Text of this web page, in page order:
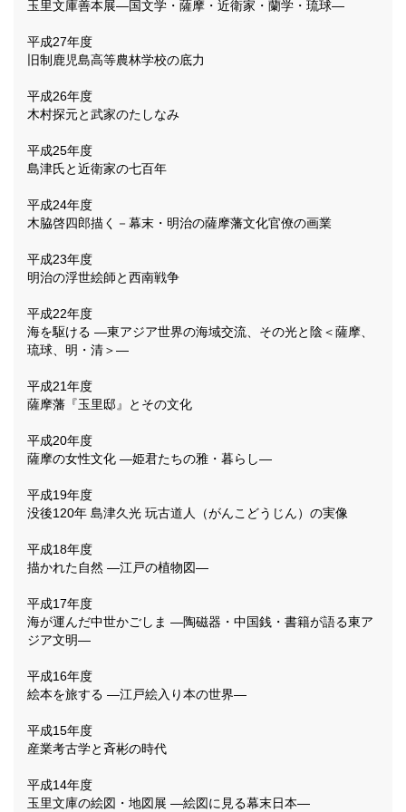
玉里文庫善本展―国文学・薩摩・近衛家・蘭学・琉球―
平成27年度
旧制鹿児島高等農林学校の底力
平成26年度
木村探元と武家のたしなみ
平成25年度
島津氏と近衛家の七百年
平成24年度
木脇啓四郎描く－幕末・明治の薩摩藩文化官僚の画業
平成23年度
明治の浮世絵師と西南戦争
平成22年度
海を駆ける ―東アジア世界の海域交流、その光と陰＜薩摩、
琉球、明・清＞―
平成21年度
薩摩藩『玉里邸』とその文化
平成20年度
薩摩の女性文化 ―姫君たちの雅・暮らし―
平成19年度
没後120年 島津久光 玩古道人（がんこどうじん）の実像
平成18年度
描かれた自然 ―江戸の植物図―
平成17年度
海が運んだ中世かごしま ―陶磁器・中国銭・書籍が語る東ア
ジア文明―
平成16年度
絵本を旅する ―江戸絵入り本の世界―
平成15年度
産業考古学と斉彬の時代
平成14年度
玉里文庫の絵図・地図展 ―絵図に見る幕末日本―